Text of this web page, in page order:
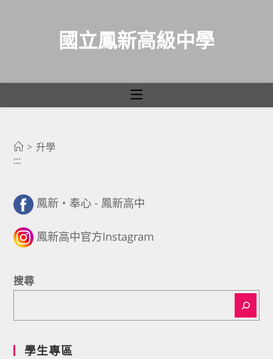
國立鳳新高級中學
> 升學
:::
鳳新・奉心 - 鳳新高中
鳳新高中官方Instagram
搜尋
學生專區